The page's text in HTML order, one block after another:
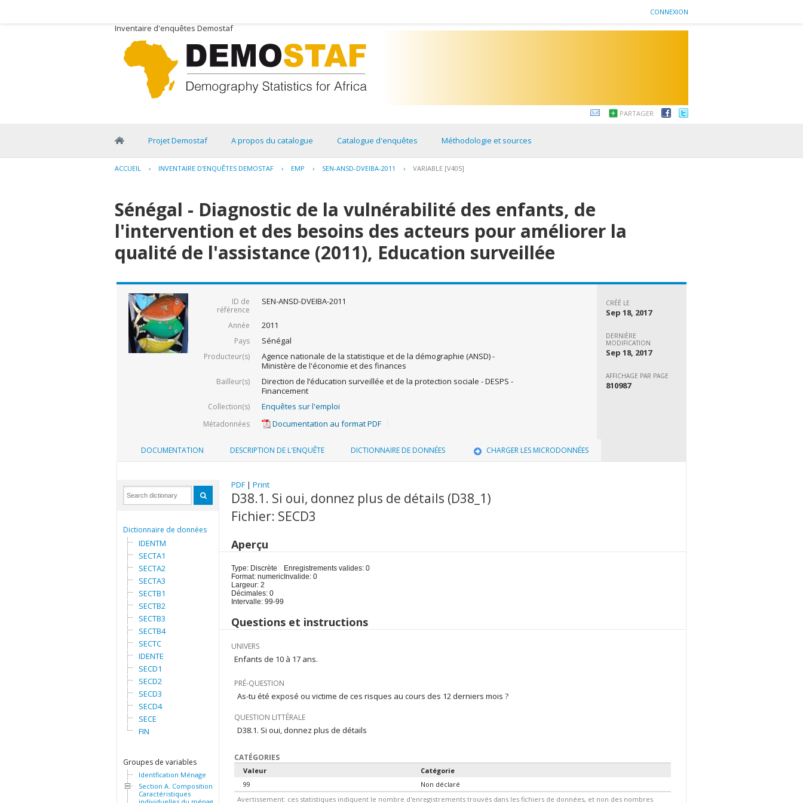
CONNEXION
Inventaire d'enquêtes Demostaf
PARTAGER
Projet Demostaf A propos du catalogue Catalogue d'enquêtes Méthodologie et sources
ACCUEIL › INVENTAIRE D'ENQUÊTES DEMOSTAF › EMP › SEN-ANSD-DVEIBA-2011 › VARIABLE [V405]
Sénégal - Diagnostic de la vulnérabilité des enfants, de
l'intervention et des besoins des acteurs pour améliorer la
qualité de l'assistance (2011), Education surveillée
ID de
référence
SEN-ANSD-DVEIBA-2011
Année 2011
Pays Sénégal
Producteur(s)
Agence nationale de la statistique et de la démographie (ANSD) -
Ministère de l'économie et des finances
Bailleur(s)
Direction de l’éducation surveillée et de la protection sociale - DESPS -
Financement
Collection(s) Enquêtes sur l'emploi
Métadonnées Documentation au format PDF
CRÉÉ LE
Sep 18, 2017
DERNIÈRE
MODIFICATION
Sep 18, 2017
AFFICHAGE PAR PAGE
810987
DOCUMENTATION DESCRIPTION DE L'ENQUÊTE DICTIONNAIRE DE DONNÉES CHARGER LES MICRODONNÉES
Dictionnaire de données
IDENTM
SECTA1
SECTA2
SECTA3
SECTB1
SECTB2
SECTB3
SECTB4
SECTC
IDENTE
SECD1
SECD2
SECD3
SECD4
SECE
FIN
Groupes de variables
Identfication Ménage
Section A. Composition et
Caractéristiques
PDF| Print
D38.1. Si oui, donnez plus de détails (D38_1)
Fichier: SECD3
Aperçu
Type: Discrète
Format: numeric
Largeur: 2
Décimales: 0
Intervalle: 99-99
Enregistrements valides: 0
Invalide: 0
Questions et instructions
UNIVERS
Enfants de 10 à 17 ans.
PRÉ-QUESTION
As-tu été exposé ou victime de ces risques au cours des 12 derniers mois ?
QUESTION LITTÉRALE
D38.1. Si oui, donnez plus de détails
CATÉGORIES
Valeur
Catégorie
99
Non déclaré
Avertissement: ces statistiques indiquent le nombre d'enregistrements trouvés dans les fichiers de données, et non des nombres